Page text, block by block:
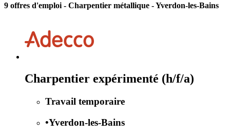
9 offres d'emploi - Charpentier métallique - Yverdon-les-Bains
Charpentier expérimenté (h/f/a)
Travail temporaire
•Yverdon-les-Bains